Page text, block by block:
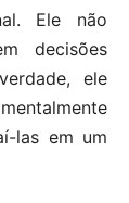
Ele não
decisões
ele
las em um